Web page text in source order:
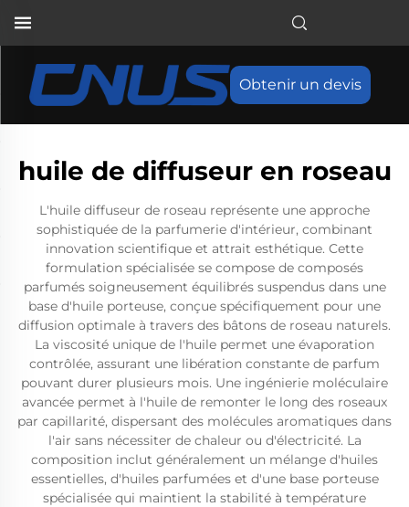
Obtenir un devis
huile de diffuseur en roseau
L'huile diffuseur de roseau représente une approche
sophistiquée de la parfumerie d'intérieur, combinant
innovation scientifique et attrait esthétique. Cette
formulation spécialisée se compose de composés
parfumés soigneusement équilibrés suspendus dans une
base d'huile porteuse, conçue spécifiquement pour une
diffusion optimale à travers des bâtons de roseau naturels.
La viscosité unique de l'huile permet une évaporation
contrôlée, assurant une libération constante de parfum
pouvant durer plusieurs mois. Une ingénierie moléculaire
avancée permet à l'huile de remonter le long des roseaux
par capillarité, dispersant des molécules aromatiques dans
l'air sans nécessiter de chaleur ou d'électricité. La
composition inclut généralement un mélange d'huiles
essentielles, d'huiles parfumées et d'une base porteuse
spécialisée qui maintient la stabilité à température